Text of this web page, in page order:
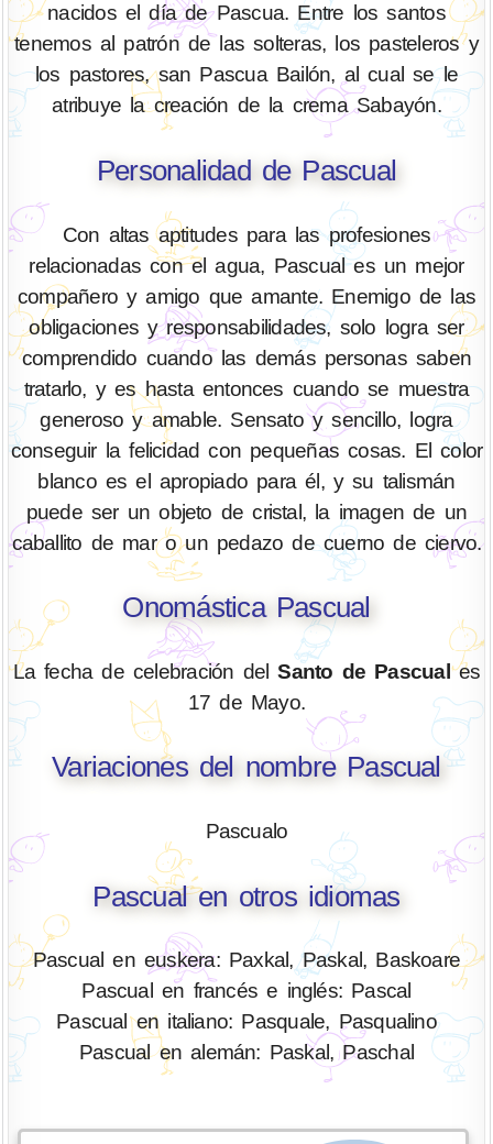
nacidos el día de Pascua. Entre los santos
tenemos al patrón de las solteras, los pasteleros y
los pastores, san Pascua Bailón, al cual se le
atribuye la creación de la crema Sabayón.
Personalidad de Pascual
Con altas aptitudes para las profesiones
relacionadas con el agua, Pascual es un mejor
compañero y amigo que amante. Enemigo de las
obligaciones y responsabilidades, solo logra ser
comprendido cuando las demás personas saben
tratarlo, y es hasta entonces cuando se muestra
generoso y amable. Sensato y sencillo, logra
conseguir la felicidad con pequeñas cosas. El color
blanco es el apropiado para él, y su talismán
puede ser un objeto de cristal, la imagen de un
caballito de mar o un pedazo de cuerno de ciervo.
Onomástica Pascual
La fecha de celebración delSanto de Pascuales
17 de Mayo.
Variaciones del nombre Pascual
Pascualo
Pascual en otros idiomas
Pascual en euskera: Paxkal, Paskal, Baskoare
Pascual en francés e inglés: Pascal
Pascual en italiano: Pasquale, Pasqualino
Pascual en alemán: Paskal, Paschal